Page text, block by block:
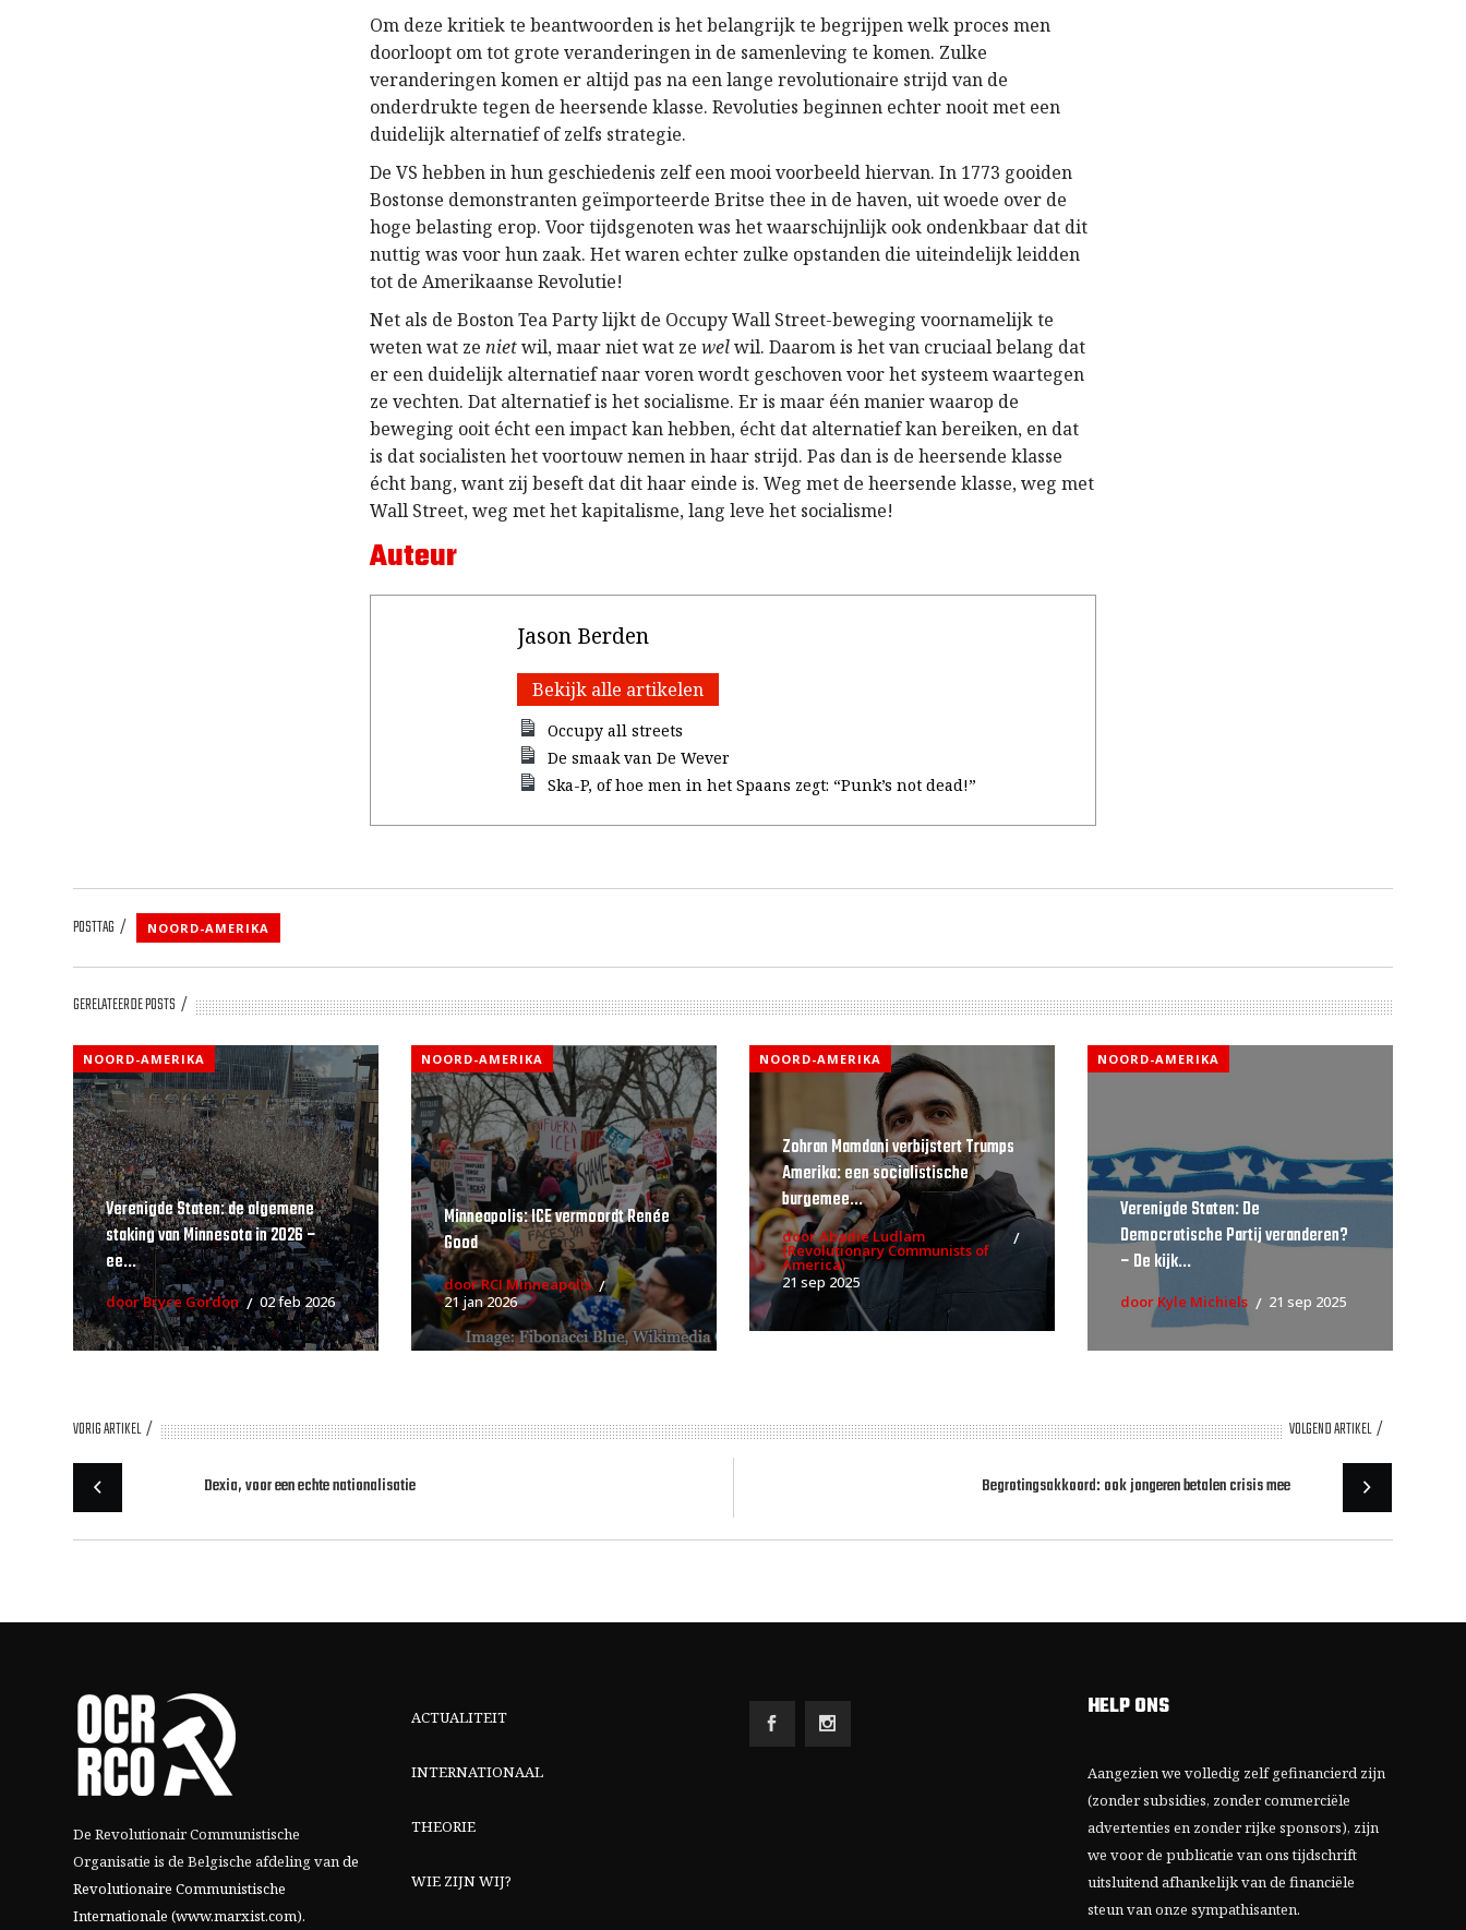
Om deze kritiek te beantwoorden is het belangrijk te begrijpen welk proces men
doorloopt om tot grote veranderingen in de samenleving te komen. Zulke
veranderingen komen er altijd pas na een lange revolutionaire strijd van de
onderdrukte tegen de heersende klasse. Revoluties beginnen echter nooit met een
duidelijk alternatief of zelfs strategie.
De VS hebben in hun geschiedenis zelf een mooi voorbeeld hiervan. In 1773 gooiden
Bostonse demonstranten geïmporteerde Britse thee in de haven, uit woede over de
hoge belasting erop. Voor tijdsgenoten was het waarschijnlijk ook ondenkbaar dat dit
nuttig was voor hun zaak. Het waren echter zulke opstanden die uiteindelijk leidden
tot de Amerikaanse Revolutie!
Net als de Boston Tea Party lijkt de Occupy Wall Street-beweging voornamelijk te
weten wat zenietwil, maar niet wat zewelwil. Daarom is het van cruciaal belang dat
er een duidelijk alternatief naar voren wordt geschoven voor het systeem waartegen
ze vechten. Dat alternatief is het socialisme. Er is maar één manier waarop de
beweging ooit écht een impact kan hebben, écht dat alternatief kan bereiken, en dat
is dat socialisten het voortouw nemen in haar strijd. Pas dan is de heersende klasse
écht bang, want zij beseft dat dit haar einde is. Weg met de heersende klasse, weg met
Wall Street, weg met het kapitalisme, lang leve het socialisme!
Auteur
Jason Berden
Bekijk alle artikelen
Occupy all streets
De smaak van De Wever
Ska-P, of hoe men in het Spaans zegt: “Punk’s not dead!”
POSTTAG NOORD-AMERIKA
GERELATEERDE POSTS
NOORD-AMERIKA
Verenigde Staten: de algemene
staking van Minnesota in 2026 –
ee...
door Bryce Gordon 02 feb 2026
NOORD-AMERIKA
Minneapolis: ICE vermoordt Renée
Good
door RCI Minneapolis
21 jan 2026
NOORD-AMERIKA
Zohran Mamdani verbijstert Trumps
Amerika: een socialistische
burgemee...
door Abadie Ludlam
(Revolutionary Communists of
America)
21 sep 2025
NOORD-AMERIKA
Verenigde Staten: De
Democratische Partij veranderen?
– De kijk...
door Kyle Michiels 21 sep 2025
VORIG ARTIKEL VOLGEND ARTIKEL
Dexia, voor een echte nationalisatie Begrotingsakkoord: ook jongeren betalen crisis mee
De Revolutionair Communistische
Organisatie is de Belgische afdeling vande
Revolutionaire Communistische
Internationale (www.marxist.com).
ACTUALITEIT
INTERNATIONAAL
THEORIE
WIE ZIJN WIJ?
HELP ONS
Aangezien we volledig zelf gefinancierd zijn
(zonder subsidies, zonder commerciële
advertenties en zonder rijke sponsors), zijn
we voor de publicatie van ons tijdschrift
uitsluitend afhankelijk van de financiële
steun van onze sympathisanten.